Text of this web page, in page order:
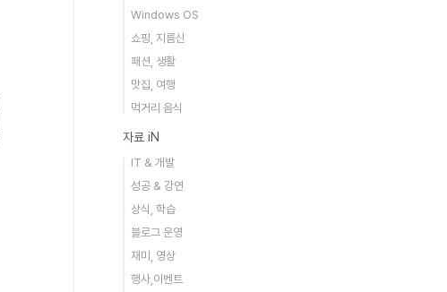
Windows OS
쇼핑, 지름신
패션, 생활
맛집, 여행
먹거리 음식
자료 iN
IT & 개발
성공 & 강연
상식, 학습
블로그 운영
재미, 영상
행사,이벤트